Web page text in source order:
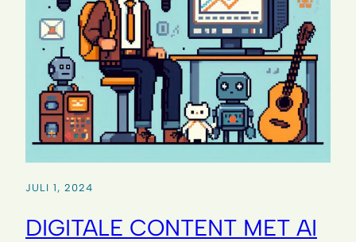
JULI 1, 2024
DIGITALE CONTENT MET AI